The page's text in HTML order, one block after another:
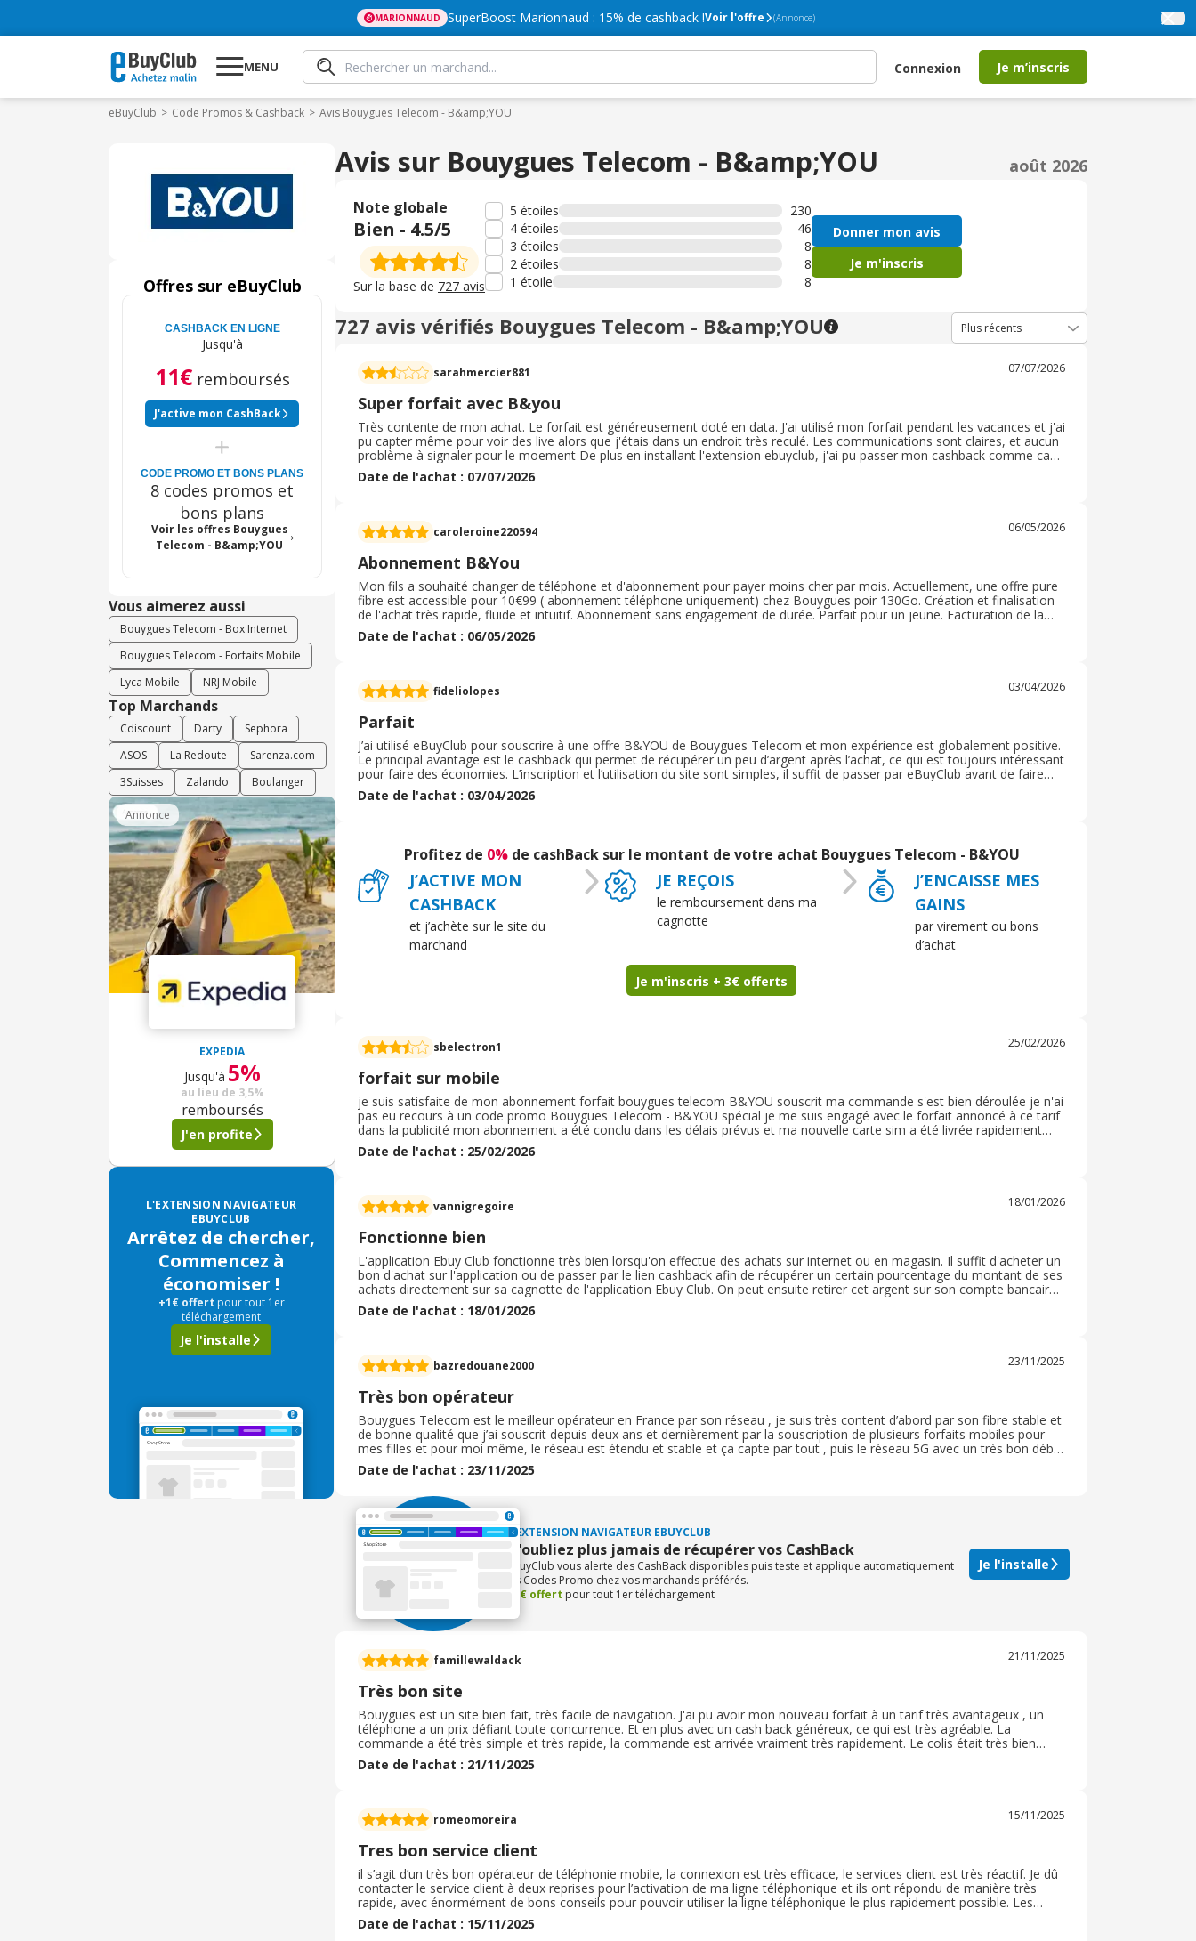
MARIONNAUD SuperBoost Marionnaud : 15% de cashback !Voir l'offre (Annonce)
MENU Connexion Je m’inscris
eBuyClub Code Promos & Cashback Avis Bouygues Telecom - B&amp;YOU
Offres sur eBuyClub
CASHBACK EN LIGNE
Jusqu'à
11€ remboursés
J'active mon CashBack
CODE PROMO ET BONS PLANS
8 codes promos et
bons plans
Voir les offres Bouygues
Telecom - B&amp;YOU
Vous aimerez aussi
Bouygues Telecom - Box Internet
Bouygues Telecom - Forfaits Mobile
Lyca Mobile
NRJ Mobile
Top Marchands
Cdiscount Darty
Sephora
ASOS
La Redoute
Sarenza.com
3Suisses
Zalando Boulanger
EXPEDIA
Jusqu'à 5%
au lieu de 3,5%
remboursés
J'en profite
Annonce
L'EXTENSION NAVIGATEUR
EBUYCLUB
Arrêtez de chercher,
Commencez à
économiser !
+1€ offert pour tout 1er
téléchargement
Je l'installe
Avis sur Bouygues Telecom - B&amp;YOU août 2026
Note globale
Bien - 4.5/5
Sur la base de 727 avis
5 étoiles
230
4 étoiles
46
3 étoiles
8
2 étoiles
8
1 étoile
8
Donner mon avis
Je m'inscris
727 avis vérifiés Bouygues Telecom - B&amp;YOU
sarahmercier881 07/07/2026
Super forfait avec B&you
Très contente de mon achat. Le forfait est généreusement doté en data. J'ai utilisé mon forfait pendant les vacances et j'ai
pu capter même pour voir des live alors que j'étais dans un endroit très reculé. Les communications sont claires, et aucun
problème à signaler pour le moement De plus en installant l'extension ebuyclub, j'ai pu passer mon cashback comme ca
avait été promis très facilement , sans aucun effort par rapport à ce que je fais d'habitude pour un achat . A vrai dire, je ne
pensais pas que le cashback serait si facile à mettre en place mais pour le moment c'est du tout bon pour moi
Date de l'achat : 07/07/2026
caroleroine220594 06/05/2026
Abonnement B&You
Mon fils a souhaité changer de téléphone et d'abonnement pour payer moins cher par mois. Actuellement, une offre pure
fibre est accessible pour 10€99 ( abonnement téléphone uniquement) chez Bouygues poir 130Go. Création et finalisation
de l'achat très rapide, fluide et intuitif. Abonnement sans engagement de durée. Parfait pour un jeune. Facturation de la
carte SIM sur la 1ere facture. Juste dommage davoir des frais de livraison a 1€. Réception de la carte estimée à 3 jours
ouvrés. Donc achat rapide et fluide. Je recommande.
Date de l'achat : 06/05/2026
fideliolopes 03/04/2026
Parfait
J’ai utilisé eBuyClub pour souscrire à une offre B&YOU de Bouygues Telecom et mon expérience est globalement positive.
Le principal avantage est le cashback qui permet de récupérer un peu d’argent après l’achat, ce qui est toujours intéressant
pour faire des économies. L’inscription et l’utilisation du site sont simples, il suffit de passer par eBuyClub avant de faire
son achat. Cependant, le cashback n’est pas toujours immédiat et il faut parfois attendre plusieurs semaines avant qu’il
soit validé, ce qui peut être un peu frustrant. Concernant B&YOU, les offres sont attractives car elles sont sans
cashback et bien vérifier les conditions.
Date de l'achat : 03/04/2026
Profitez de 0%de cashBack sur le montant de votre achat Bouygues Telecom - B&YOU
J’ACTIVE MON
CASHBACK
et j’achète sur le site du
marchand
JE REÇOIS
le remboursement dans ma
cagnotte
J’ENCAISSE MES
GAINS
par virement ou bons
d’achat
Je m'inscris + 3€ offerts
sbelectron1 25/02/2026
forfait sur mobile
je suis satisfaite de mon abonnement forfait bouygues telecom B&YOU souscrit ma commande s'est bien déroulée je n'ai
pas eu recours à un code promo Bouygues Telecom - B&YOU spécial je me suis engagé avec le forfait annoncé à ce tarif
dans la publicité mon abonnement a été conclu dans les délais prévus et ma nouvelle carte sim a été livrée rapidement
dans les délais annoncés par courrier postal l'emballage était correct et conforme je n'ai rien eu à retourner je suis très
satisfait et ne regrette pas mon abonnement avec un forfait défiant la concurrence par rapport à mon autre forfait auprès
Date de l'achat : 25/02/2026
vannigregoire 18/01/2026
Fonctionne bien
L'application Ebuy Club fonctionne très bien lorsqu'on effectue des achats sur internet ou en magasin. Il suffit d'acheter un
bon d'achat sur l'application ou de passer par le lien cashback afin de récupérer un certain pourcentage du montant de ses
achats directement sur sa cagnotte de l'application Ebuy Club. On peut ensuite retirer cet argent sur son compte bancaire
lorsque la cagnotte a atteint un certain montant. C'est simple, c'est rapide et c'est efficace, je remercie l'application Ebuy
Club.
Date de l'achat : 18/01/2026
bazredouane2000 23/11/2025
Très bon opérateur
Bouygues Telecom est le meilleur opérateur en France par son réseau , je suis très content d’abord par son fibre stable et
de bonne qualité que j’ai souscrit depuis deux ans et dernièrement par la souscription de plusieurs forfaits mobiles pour
mes filles et pour moi même, le réseau est étendu et stable et ça capte par tout , puis le réseau 5G avec un très bon débit
et qui permet de télécharger rapidement comparé avec un 4G, le prix est très correct par rapport au service, je
recommande cet opérateur avec un grand plaisir
Date de l'achat : 23/11/2025
L'EXTENSION NAVIGATEUR EBUYCLUB
N'oubliez plus jamais de récupérer vos CashBack
eBuyClub vous alerte des CashBack disponibles puis teste et applique automatiquement
les Codes Promo chez vos marchands préférés.
+1€ offert pour tout 1er téléchargement
Je l'installe
famillewaldack 21/11/2025
Très bon site
Bouygues est un site bien fait, très facile de navigation. J'ai pu avoir mon nouveau forfait à un tarif très avantageux , un
téléphone a un prix défiant toute concurrence. Et en plus avec un cash back généreux, ce qui est très agréable. La
commande a été très simple et très rapide, la commande est arrivée vraiment très rapidement. Le colis était très bien
protégé. Je suis donc tout à fait satisfaite de mon expérience, et le prochain forfait que je dois changer, j'irais sur ce site
sans hésiter.
Date de l'achat : 21/11/2025
romeomoreira 15/11/2025
Tres bon service client
il s’agit d’un très bon opérateur de téléphonie mobile, la connexion est très efficace, le services client est très réactif. Je dû
contacter le service client à deux reprises pour l’activation de ma ligne téléphonique et ils ont répondu de manière très
rapide, avec énormément de bons conseils pour pouvoir utiliser la ligne téléphonique le plus rapidement possible. Les
tarifs pratiqués par cet opérateur sont les plus compétitifs du marché et je le recommande vivement pour un usage
régulier au quotidien.
Date de l'achat : 15/11/2025